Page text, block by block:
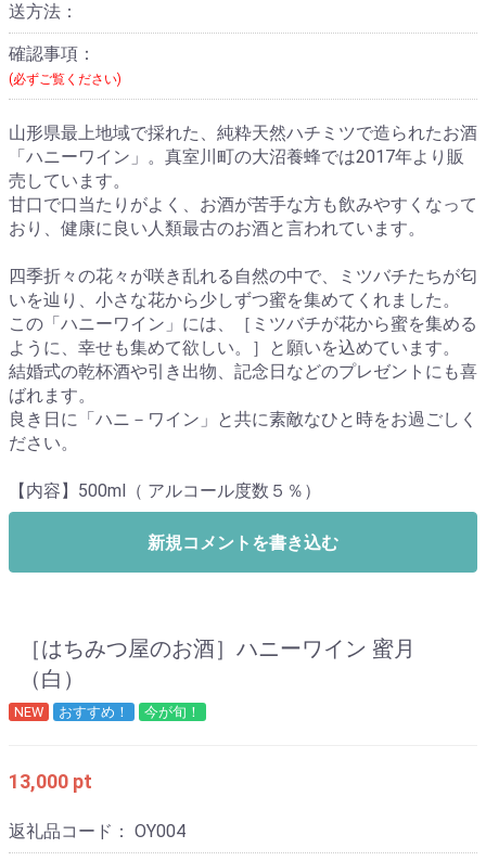
送方法：
確認事項：
(必ずご覧ください)
山形県最上地域で採れた、純粋天然ハチミツで造られたお酒
「ハニーワイン」。真室川町の大沼養蜂では2017年より販
売しています。
甘口で口当たりがよく、お酒が苦手な方も飲みやすくなって
おり、健康に良い人類最古のお酒と言われています。
四季折々の花々が咲き乱れる自然の中で、ミツバチたちが匂
いを辿り、小さな花から少しずつ蜜を集めてくれました。
この「ハニーワイン」には、［ミツバチが花から蜜を集める
ように、幸せも集めて欲しい。］と願いを込めています。
結婚式の乾杯酒や引き出物、記念日などのプレゼントにも喜
ばれます。
良き日に「ハニ－ワイン」と共に素敵なひと時をお過ごしく
ださい。
【内容】500ml（ アルコール度数５％）
新規コメントを書き込む
［はちみつ屋のお酒］ハニーワイン 蜜月
（白）
NEW おすすめ！ 今が旬！
13,000 pt
返礼品コード： OY004